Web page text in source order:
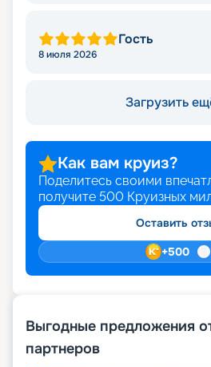
Гость
8 июля 2026
Загрузить
Как вам круиз?
Поделитесь своими
получите 500 Круизных
Оставить
+500
Выгодные предложения
партнеров